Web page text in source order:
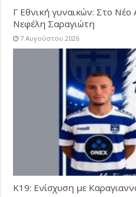
Γ Εθνική γυναικών: Στο Νέο
Νεφέλη Σαραγιώτη
7 Αυγούστου 2026
Κ19: Ενίσχυση με